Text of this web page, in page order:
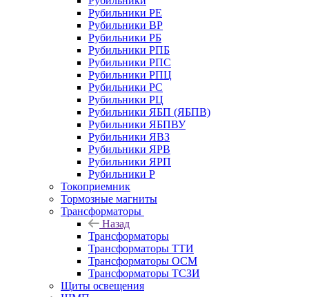
Рубильники РЕ
Рубильники ВР
Рубильники РБ
Рубильники РПБ
Рубильники РПС
Рубильники РПЦ
Рубильники РС
Рубильники РЦ
Рубильники ЯБП (ЯБПВ)
Рубильники ЯБПВУ
Рубильники ЯВЗ
Рубильники ЯРВ
Рубильники ЯРП
Рубильники Р
Токоприемник
Тормозные магниты
Трансформаторы
Назад
Трансформаторы
Трансформаторы ТТИ
Трансформаторы ОСМ
Трансформаторы ТСЗИ
Щиты освещения